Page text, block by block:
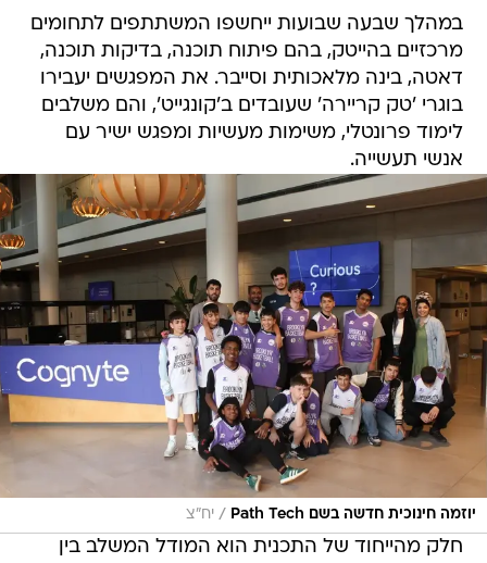
במהלך שבעה שבועות ייחשפו המשתתפים לתחומים
מרכזיים בהייטק, בהם פיתוח תוכנה, בדיקות תוכנה,
דאטה, בינה מלאכותית וסייבר. את המפגשים יעבירו
בוגרי 'טק קריירה' שעובדים ב'קונגייט', והם משלבים
לימוד פרונטלי, משימות מעשיות ומפגש ישיר עם
אנשי תעשייה.
יוזמה חינוכית חדשה בשם Path Tech / יח"צ
חלק מהייחוד של התכנית הוא המודל המשלב בין